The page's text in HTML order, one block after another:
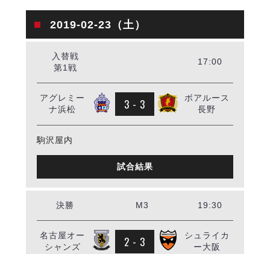
選手の通算記録（Ｆ２）
ヴォスクオーレ仙台
マルバ水戸FC
リガーレヴィア葛飾
Y．S．C．C．横浜
ヴィンセドール白山
アグレミーナ浜松
デウソン神戸
2019-02-23（土）
入替戦
第1戦
17:00
アグレミー
ナ浜松
3 - 3
ボアルース
長野
駒沢屋内
試合結果
決勝 M3 19:30
名古屋オー
シャンズ
2 - 3
シュライカ
ー大阪